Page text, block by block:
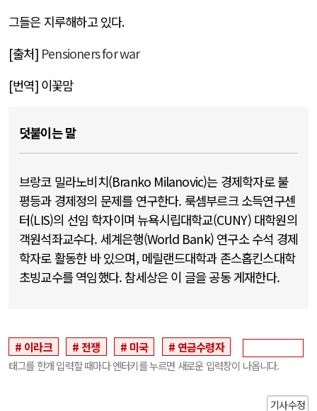
그들은 지루해하고 있다.
[출처] Pensioners for war
[번역] 이꽃맘
덧붙이는 말
브랑코 밀라노비치(Branko Milanovic)는 경제학자로 불
평등과 경제정의 문제를 연구한다. 룩셈부르크 소득연구센
터(LIS)의 선임 학자이며 뉴욕시립대학교(CUNY) 대학원의
객원석좌교수다. 세계은행(World Bank) 연구소 수석 경제
학자로 활동한 바 있으며, 메릴랜드대학과 존스홉킨스대학
초빙교수를 역임했다. 참세상은 이 글을 공동 게재한다.
이라크 전쟁 미국 연금수령자
태그를 한개 입력할 때마다 엔터키를 누르면 새로운 입력창이 나옵니다.
기사수정